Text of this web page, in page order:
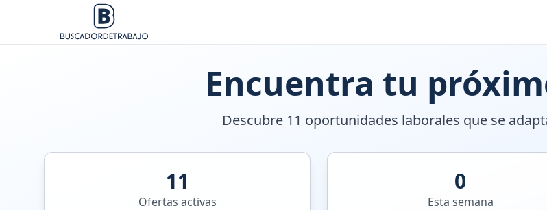
Encuentra tu
Descubre 11 oportunidades laborales que se
11
Ofertas activas
0
Esta semana